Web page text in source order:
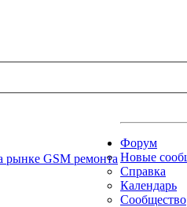
Форум
Новые
Справка
Календарь
Сообщество